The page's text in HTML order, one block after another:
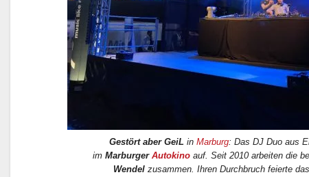
Gestört aber GeiL inMarburg: Das DJ Duo aus
im Marburger Autokinoauf. Seit 2010 arbeiten die
Wendel zusammen. Ihren Durchbruch feierte